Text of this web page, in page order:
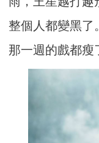
整個人都變黑了
那一週的戲都瘦